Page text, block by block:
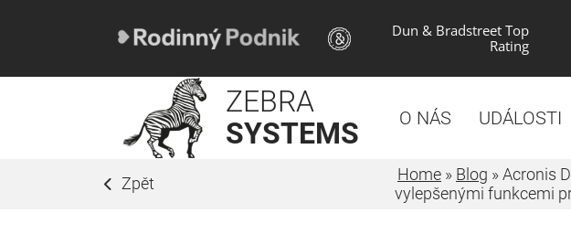
Dun & Bradstreet Top
Rating
ZEBRA
SYSTEMS
O NÁS UDÁLOSTI
Zpět Home » Blog »Acronis
vylepšenými funkcemi